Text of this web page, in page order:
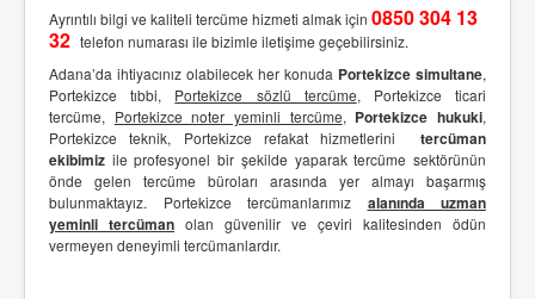
Ayrıntılı bilgi ve kaliteli tercüme hizmeti almak için 0850 304 13
32 telefon numarası ile bizimle iletişime geçebilirsiniz.
Adana’da ihtiyacınız olabilecek her konuda Portekizce simultane,
Portekizce tıbbi, Portekizce sözlü tercüme, Portekizce ticari
tercüme, Portekizce noter yeminli tercüme, Portekizce hukuki,
Portekizce teknik, Portekizce refakat hizmetlerini
tercüman
ekibimiz ile profesyonel bir şekilde yaparak tercüme sektörünün
önde gelen tercüme büroları arasında yer almayı başarmış
bulunmaktayız. Portekizce tercümanlarımız alanında uzman
yeminli tercüman olan güvenilir ve çeviri kalitesinden ödün
vermeyen deneyimli tercümanlardır.